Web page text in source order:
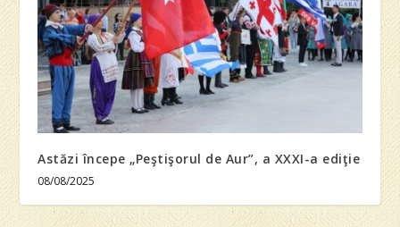
Astăzi începe „Peştişorul de Aur”, a XXXI-a ediţie
08/08/2025